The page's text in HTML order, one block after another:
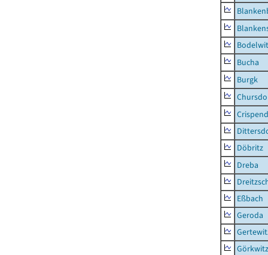
Bucha
Burgk
Döbritz
Dreba
Eßbach
Geroda
Görkwitz